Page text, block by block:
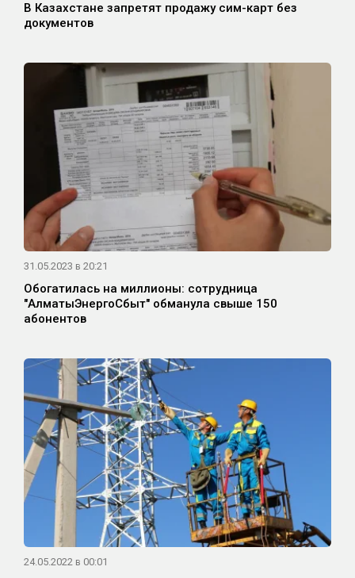
В Казахстане запретят продажу сим-карт без
документов
31.05.2023 в 20:21
Обогатилась на миллионы: сотрудница
"АлматыЭнергоСбыт" обманула свыше 150
абонентов
24.05.2022 в 00:01